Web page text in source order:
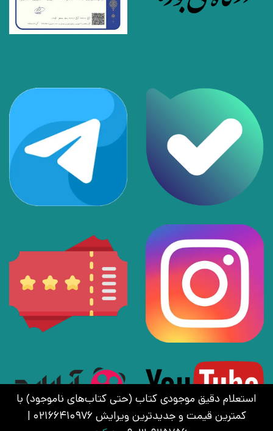
استعلام دقیق موجودی کتاب (حتی کتاب‌های ناموجود) با
کمترین قیمت و جدیدترین ویرایش 02166410976 |